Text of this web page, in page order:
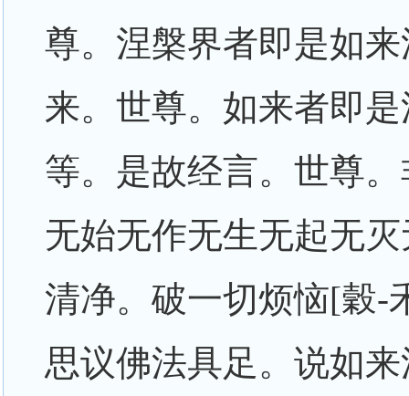
尊。涅槃界者即是如
来。世尊。如来者即
等。是故经言。世尊
无始无作无生无起无
清净。破一切烦恼[穀-
思议佛法具足。说如